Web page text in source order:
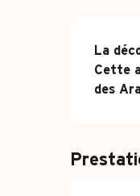
La
Cette
des